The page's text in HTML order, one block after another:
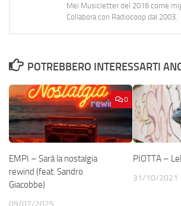
Mei Musicletter del 2016 come
Collabora con Radiocoop dal 2003.
POTREBBERO INTERESSARTI
0
EMPI – Sarà la nostalgia
rewind (feat. Sandro
Giacobbe)
09/07/2025
PIOTTA –
31/10/2021